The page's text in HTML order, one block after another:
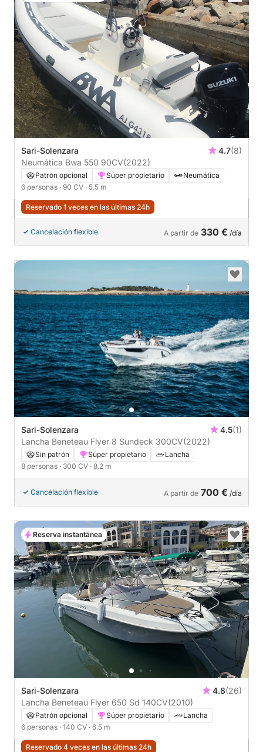
Sari-Solenzara 4.7(8)
Neumática Bwa 550 90CV(2022)
Patrón opcional Súper propietario
Neumática
6 personas · 90 CV · 5.5 m
Reservado 1 veces en las últimas 24h
Cancelación flexible A partir de 330 € /día
Sari-Solenzara 4.5(1)
Lancha Beneteau Flyer 8 Sundeck 300CV(2022)
Sin patrón Súper propietario
Lancha
8 personas · 300 CV · 8.2 m
Cancelación flexible A partir de 700 € /día
Sari-Solenzara 4.8(26)
Lancha Beneteau Flyer 650 Sd 140CV(2010)
Patrón opcional Súper propietario
Lancha
6 personas · 140 CV · 6.5 m
Reservado 4 veces en las últimas 24h
Reserva instantánea